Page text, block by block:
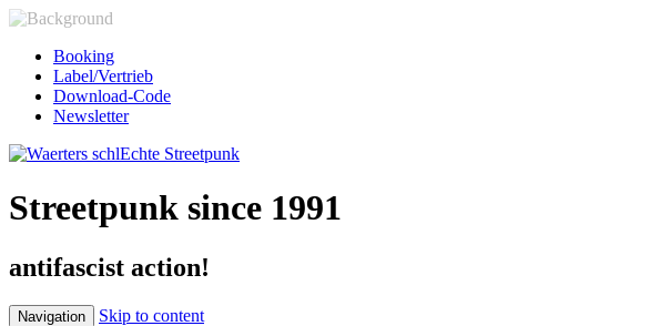
Booking
Label/Vertrieb
Download-Code
Newsletter
Streetpunk since 1991
antifascist action!
Navigation Skip to content